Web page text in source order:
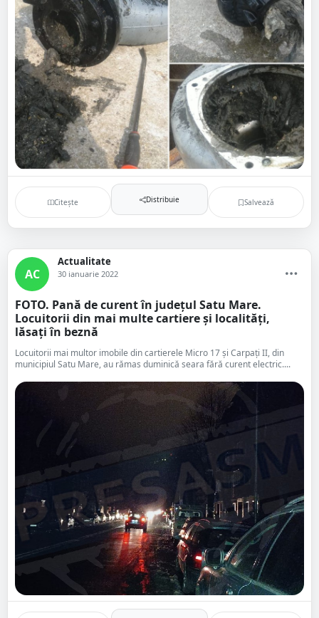
Citește Distribuie Salvează
AC
Actualitate
30 ianuarie 2022
FOTO. Pană de curent în județul Satu Mare.
Locuitorii din mai multe cartiere și localități,
lăsați în beznă
Locuitorii mai multor imobile din cartierele Micro 17 și Carpați II, din
municipiul Satu Mare, au rămas duminică seara fără curent electric....